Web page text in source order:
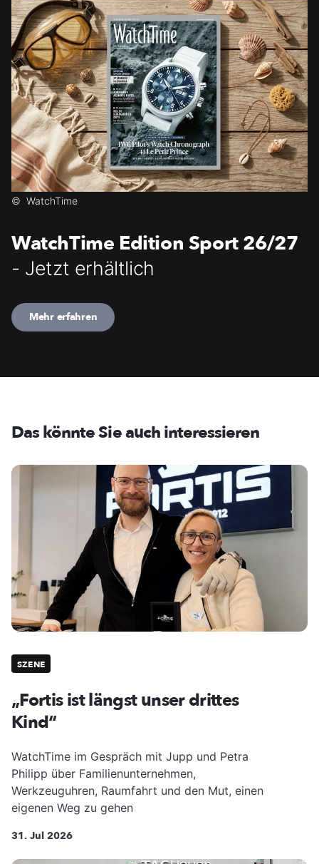
© WatchTime
WatchTime Edition Sport 26/27
- Jetzt erhältlich
Mehr erfahren
Das könnte Sie auch interessieren
SZENE
„Fortis ist längst unser drittes
Kind“
WatchTime im Gespräch mit Jupp und Petra
Philipp über Familienunternehmen,
Werkzeuguhren, Raumfahrt und den Mut, einen
eigenen Weg zu gehen
31. Jul 2026